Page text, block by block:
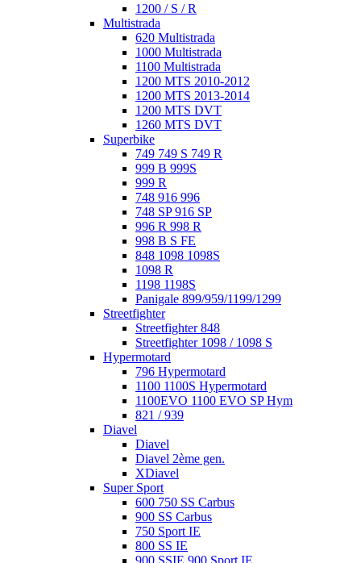
1200 / S / R
Multistrada
620 Multistrada
1000 Multistrada
1100 Multistrada
1200 MTS 2010-2012
1200 MTS 2013-2014
1200 MTS DVT
1260 MTS DVT
Superbike
749 749 S 749 R
999 B 999S
999 R
748 916 996
748 SP 916 SP
996 R 998 R
998 B S FE
848 1098 1098S
1098 R
1198 1198S
Panigale 899/959/1199/1299
Streetfighter
Streetfighter 848
Streetfighter 1098 / 1098 S
Hypermotard
796 Hypermotard
1100 1100S Hypermotard
1100EVO 1100 EVO SP Hym
821 / 939
Diavel
Diavel
Diavel 2ème gen.
XDiavel
Super Sport
600 750 SS Carbus
900 SS Carbus
750 Sport IE
800 SS IE
900 SSIE 900 Sport IE